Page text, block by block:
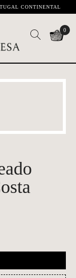
CONTINENTAL
0